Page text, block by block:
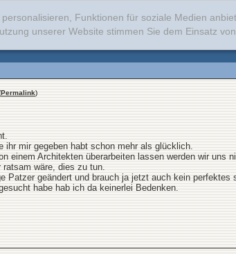
Funktionen für soziale Medien
unserer Website stimmen Sie dem Einsatz
Permalink)
ihr mir gegeben habt schon mehr als glücklich.
einem Architekten überarbeiten lassen werden wir
wäre, dies zu tun.
Patzer geändert und brauch ja jetzt auch kein
habe hab ich da keinerlei Bedenken.